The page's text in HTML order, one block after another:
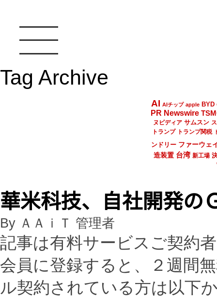
Tag Archive
AI AIチップ apple BYD
PR Newswire
ヌビディア サムスン
トランプ
トランプ関税
ンドリー ファーウェ
造装置 台湾 新工場
華米科技、自社開発の
By ＡＡｉＴ 管理者
記事は有料サービスご契約
会員に登録すると、２週間
ル契約されている方は以下